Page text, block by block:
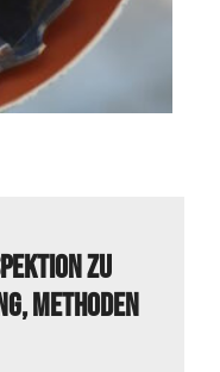
zu
Methoden